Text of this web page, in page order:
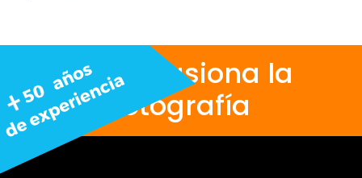
Nos apasiona la
fotografía